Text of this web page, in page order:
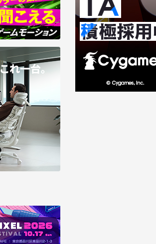
大4倍高速化